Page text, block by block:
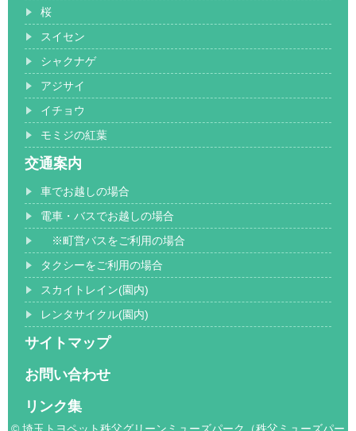
桜
スイセン
シャクナゲ
アジサイ
イチョウ
モミジの紅葉
交通案内
車でお越しの場合
電車・バスでお越しの場合
※町営バスをご利用の場合
タクシーをご利用の場合
スカイトレイン(園内)
レンタサイクル(園内)
サイトマップ
お問い合わせ
リンク集
© 埼玉トヨペット秩父グリーンミューズパーク（秩父ミューズパー